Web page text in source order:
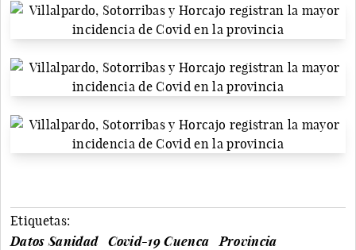
Etiquetas:
Datos Sanidad
Covid-19 Cuenca Provincia